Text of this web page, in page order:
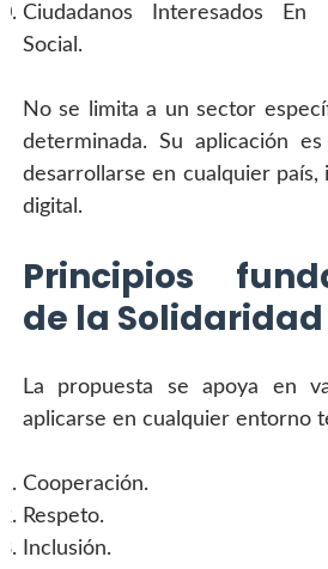
Ciudadanos Interesados En
Social.
No se limita a un sector
determinada. Su aplicación
desarrollarse en cualquier país,
digital.
Principios
de la
La propuesta se apoya en
aplicarse en cualquier entorno
Cooperación.
Respeto.
Inclusión.